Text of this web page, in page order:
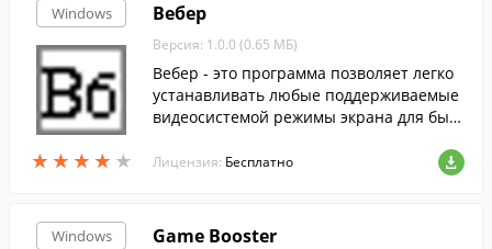
Windows
★ ★ ★ ★ ★
★ ★ ★ ★ ★
Вебер
Версия: 1.0.0 (0.65 МБ)
Вебер - это программа позволяет легко
устанавливать любые поддерживаемые
видеосистемой режимы экрана для быст
ых разрешениях.
Лицензия: Бесплатно
Windows Game Booster